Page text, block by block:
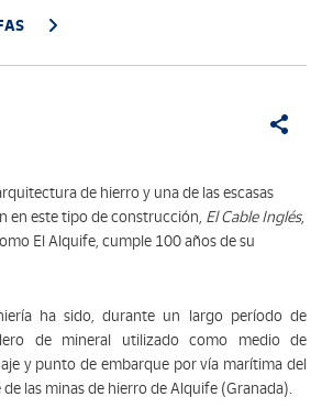
de hierro y una de las escasas
en este tipo de construcción, El Cable Inglés,
El Alquife, cumple 100 años de su
ha sido, durante un largo período de
de mineral utilizado como medio de
y punto de embarque por vía marítima del
las minas de hierro de Alquife (Granada).